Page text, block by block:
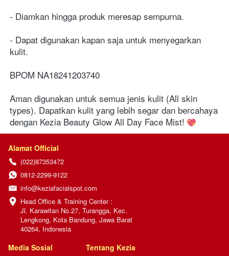
- Diamkan hingga produk meresap sempurna.
- Dapat digunakan kapan saja untuk menyegarkan
kulit.
BPOM NA18241203740
Aman digunakan untuk semua jenis kulit (All skin
types). Dapatkan kulit yang lebih segar dan bercahaya
dengan Kezia Beauty Glow All Day Face Mist!
Alamat Official
(022)87353472
0812-2299-9122
info@keziafacialspot.com
Head Office & Training Center :
Jl. Karawitan No.27, Turangga, Kec.
Lengkong, Kota Bandung, Jawa Barat
40264, Indonesia
Media Sosial Tentang Kezia